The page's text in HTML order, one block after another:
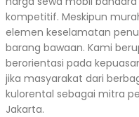
kompetitif. Meskipun
elemen keselamatan
barang bawaan. Kami
berorientasi pada
jika masyarakat dari
kulorental sebagai mitra
Jakarta.